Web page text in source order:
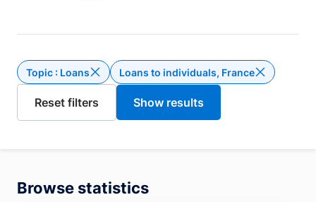
Topic : LoansDelete the filter Topic : Loans
Loans to individuals, France
Browse statistics